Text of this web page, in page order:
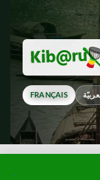
FRANÇAIS العربيّة